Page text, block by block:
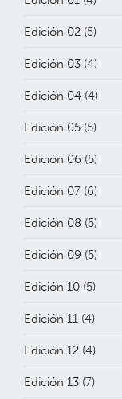
Edición 02 (5)
Edición 03 (4)
Edición 04 (4)
Edición 05 (5)
Edición 06 (5)
Edición 07 (6)
Edición 08 (5)
Edición 09 (5)
Edición 10 (5)
Edición 11 (4)
Edición 12 (4)
Edición 13 (7)